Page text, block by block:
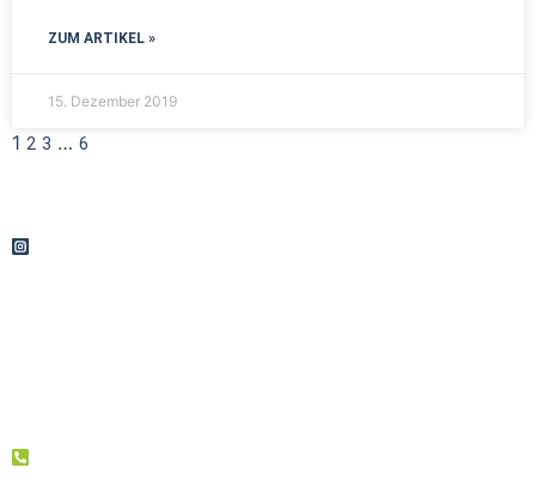
ZUM ARTIKEL »
15. Dezember 2019
1 2 3 … 6